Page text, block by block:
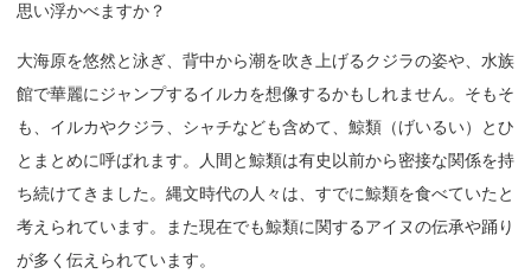
思い浮かべますか？
大海原を悠然と泳ぎ、背中から潮を吹き上げるクジラの姿や、水族
館で華麗にジャンプするイルカを想像するかもしれません。そもそ
も、イルカやクジラ、シャチなども含めて、鯨類（げいるい）とひ
とまとめに呼ばれます。人間と鯨類は有史以前から密接な関係を持
ち続けてきました。縄文時代の人々は、すでに鯨類を食べていたと
考えられています。また現在でも鯨類に関するアイヌの伝承や踊り
が多く伝えられています。